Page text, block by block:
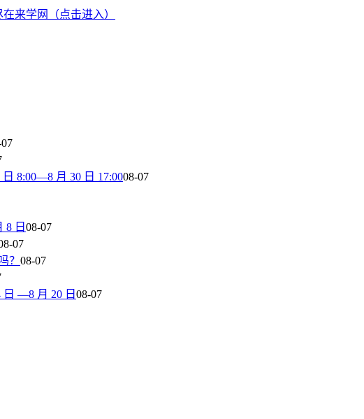
来学网（点击进入）
8:00—8 月 30 日 17:0008-07
8 日 08-07
07
？ 08-07
日 —8 月 20 日 08-07